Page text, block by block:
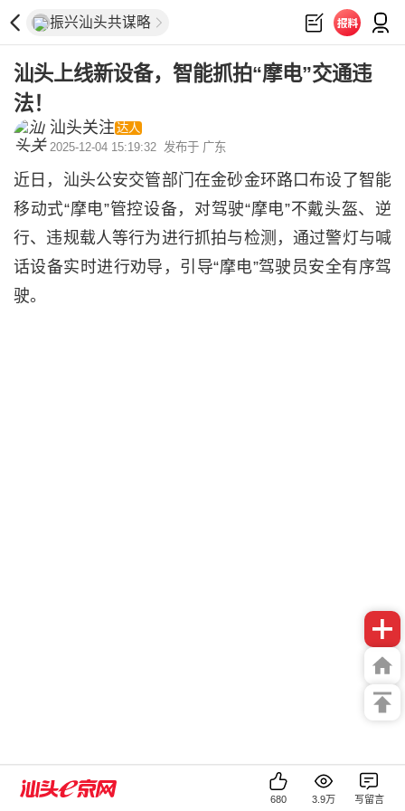
振兴汕头共谋略
汕头上线新设备，智能抓拍“摩电”交通违
法！
汕头关注 达人
2025-12-04 15:19:32 发布于 广东
近日，汕头公安交管部门在金砂金环路口布设了智能
移动式“摩电”管控设备，对驾驶“摩电”不戴头盔、逆
行、违规载人等行为进行抓拍与检测，通过警灯与喊
话设备实时进行劝导，引导“摩电”驾驶员安全有序驾
驶。
680 3.9万 写留言